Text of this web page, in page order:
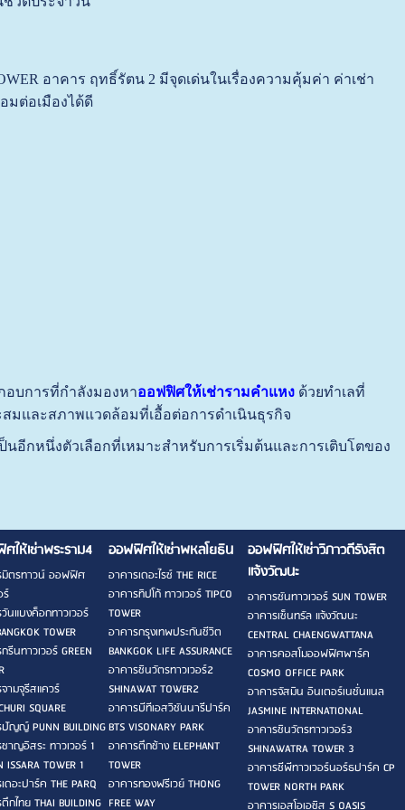
อาคาร ฤทธิ์รัตน 2 มีจุดเด่นในเรื่องความคุ้มค่า ค่าเช่า
มต่อเมืองได้ดี
อบการที่กำลังมองหาออฟฟิศให้เช่ารามคำแหงด้วยทำเลที่
มและสภาพแวดล้อมที่เอื้อต่อการดำเนินธุรกิจ
กหนึ่งตัวเลือกที่เหมาะสำหรับการเริ่มต้นและการเติบโตของ
ให้เช่าพระราม4
มิตรทาวน์ ออฟฟิศ
ร์
นแบงค็อกทาวเวอร์
TOWER
รีนทาวเวอร์ GREEN
ามจุรีสแควร์
SQUARE
ญญ์ PUNN BUILDING
าญอิสระ ทาวเวอร์ 1
ISSARA TOWER 1
ดอะปาร์ค THE PARQ
กไทย THAI BUILDING
ออฟฟิศให้เช่าพหลโยธิน
อาคารเดอะไรซ์ THE RICE
อาคารทิปโก้ ทาวเวอร์ TIPCO
TOWER
อาคารกรุงเทพประกันชีวิต
BANKGOK LIFE ASSURANCE
อาคารชินวัตรทาวเวอร์2
SHINAWAT TOWER2
อาคารบีทีเอสวิชันนารีปาร์ค
BTS VISONARY PARK
อาคารตึกช้าง ELEPHANT
TOWER
อาคารทองฟรีเวย์ THONG
FREE WAY
ออฟฟิศให้เช่าวิภาวดีรังสิต
แจ้งวัฒนะ
อาคารซันทาวเวอร์ SUN TOWER
อาคารเซ็นทรัล แจ้งวัฒนะ
CENTRAL CHAENGWATTANA
อาคารคอสโมออฟฟิศพาร์ค
COSMO OFFICE PARK
อาคารจัสมิน อินเตอร์เนชั่นแนล
JASMINE INTERNATIONAL
อาคารชินวัตรทาวเวอร์3
SHINAWATRA TOWER 3
อาคารซีพีทาวเวอร์นอร์ธปาร์ค CP
TOWER NORTH PARK
อาคารเอสโอเอซิส S OASIS